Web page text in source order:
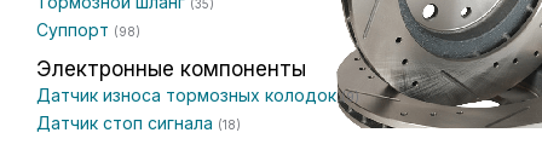
(35)
Суппорт (98)
Электронные компоненты
Датчик износа тормозных колодок(9)
Датчик стоп сигнала (18)